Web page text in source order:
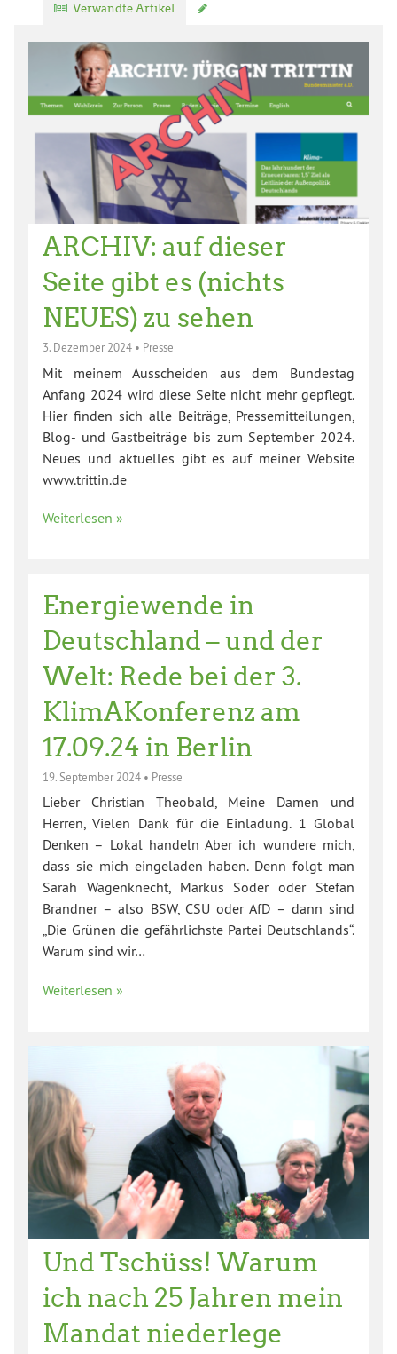
Verwandte Artikel
ARCHIV: auf dieser
Seite gibt es (nichts
NEUES) zu sehen
3. Dezember 2024 • Presse
Mit meinem Ausscheiden aus dem Bundestag
Anfang 2024 wird diese Seite nicht mehr gepflegt.
Hier finden sich alle Beiträge, Pressemitteilungen,
Blog- und Gastbeiträge bis zum September 2024.
Neues und aktuelles gibt es auf meiner Website
www.trittin.de
Weiterlesen »
Energiewende in
Deutschland – und der
Welt: Rede bei der 3.
KlimAKonferenz am
17.09.24 in Berlin
19. September 2024 • Presse
Lieber Christian Theobald, Meine Damen und
Herren, Vielen Dank für die Einladung. 1 Global
Denken – Lokal handeln Aber ich wundere mich,
dass sie mich eingeladen haben. Denn folgt man
Sarah Wagenknecht, Markus Söder oder Stefan
Brandner – also BSW, CSU oder AfD – dann sind
„Die Grünen die gefährlichste Partei Deutschlands“.
Warum sind wir…
Weiterlesen »
Und Tschüss! Warum
ich nach 25 Jahren mein
Mandat niederlege